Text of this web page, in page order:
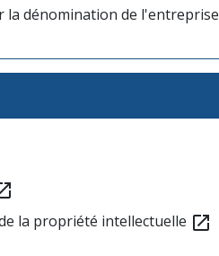
dénomination de l'entreprise
la propriété intellectuelle open_in_new